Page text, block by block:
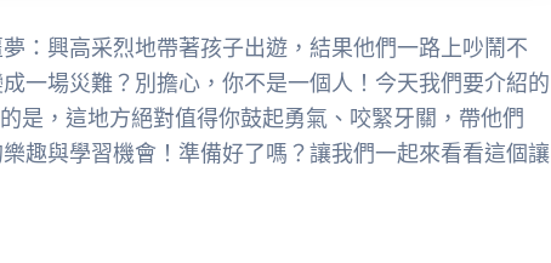
：興高采烈地帶著孩子出遊，結果他們一路上吵鬧不
一場災難？別擔心，你不是一個人！今天我們要介紹的
是，這地方絕對值得你鼓起勇氣、咬緊牙關，帶他們
趣與學習機會！準備好了嗎？讓我們一起來看看這個讓